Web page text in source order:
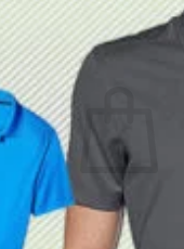
₫ 0
có sản phẩm